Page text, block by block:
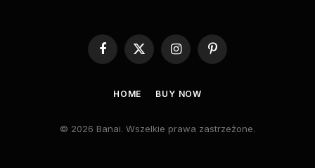
Facebook
X
(Twitter)
InstagramPinterest
HOME BUY NOW
© 2026 Banai. Wszelkie prawa zastrzeżone.